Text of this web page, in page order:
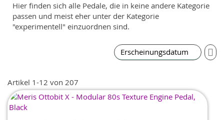
Hier finden sich alle Pedale, die in keine andere Kategorie
passen und meist eher unter der Kategorie
"experimentell" einzuordnen sind.
Artikel 1-12 von 207
In